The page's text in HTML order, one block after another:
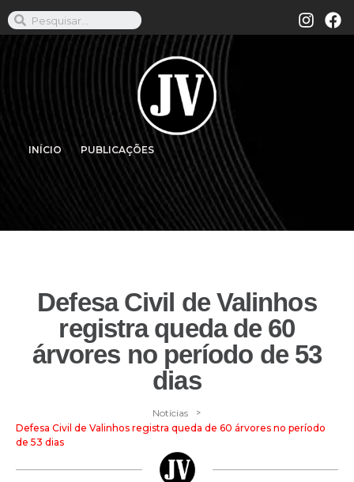
INÍCIO PUBLICAÇÕES
Defesa Civil de Valinhos
registra queda de 60
árvores no período de 53
dias
Notícias >
Defesa Civil de Valinhos registra queda de 60 árvores no período
de 53 dias